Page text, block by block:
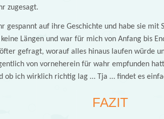
zugesagt.
gespannt auf ihre Geschichte und habe sie mit
Längen und war für mich von Anfang bis
gefragt, worauf alles hinaus laufen würde
von vorneherein für wahr empfunden
ob ich wirklich richtig lag … Tja … findet es
FAZIT